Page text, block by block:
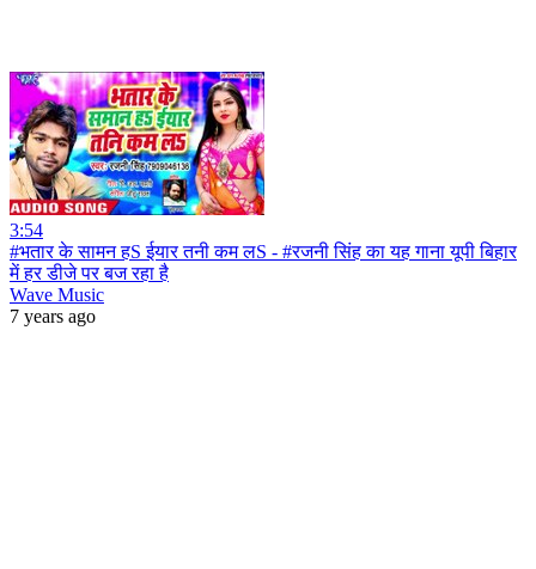
3:54
#भतार के सामन हS ईयार तनी कम लS - #रजनी सिंह का यह गाना यूपी बिहार
में हर डीजे पर बज रहा है
Wave Music
7 years ago